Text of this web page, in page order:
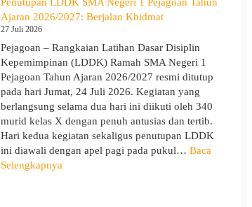
School
di
SMA
Negeri
1
Pejagoan,
Bekali
Siswa
Bijak
Ajaran 2026/2027: Berjalan Khidmat
27 Juli 2026
Pejagoan – Rangkaian Latihan Dasar Disiplin
Kepemimpinan (LDDK) Ramah SMA Negeri 1
Pejagoan Tahun Ajaran 2026/2027 resmi ditutup
pada hari Jumat, 24 Juli 2026. Kegiatan yang
berlangsung selama dua hari ini diikuti oleh 340
murid kelas X dengan penuh antusias dan tertib.
Hari kedua kegiatan sekaligus penutupan LDDK
ini diawali dengan apel pagi pada pukul… Baca
Selengkapnya: